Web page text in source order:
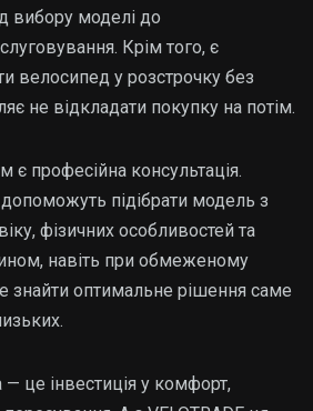
вибору моделі до
Крім того, є
велосипед у розстрочку без
не відкладати покупку на потім.
професійна консультація.
допоможуть підібрати модель з
фізичних особливостей та
навіть при обмеженому
оптимальне рішення саме
це інвестиція у комфорт,